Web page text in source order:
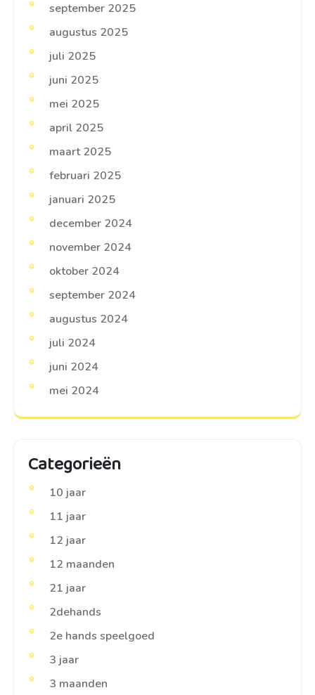
september 2025
augustus 2025
juli 2025
juni 2025
mei 2025
april 2025
maart 2025
februari 2025
januari 2025
december 2024
november 2024
oktober 2024
september 2024
augustus 2024
juli 2024
juni 2024
mei 2024
Categorieën
10 jaar
11 jaar
12 jaar
12 maanden
21 jaar
2dehands
2e hands speelgoed
3 jaar
3 maanden